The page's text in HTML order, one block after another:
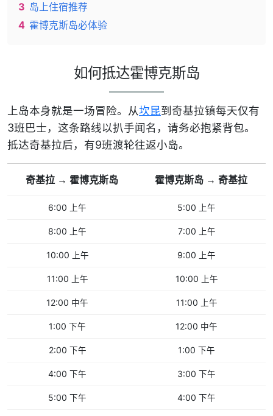
3 岛上住宿推荐
4 霍博克斯岛必体验
如何抵达霍博克斯岛
上岛本身就是一场冒险。从坎昆到奇基拉镇每天仅有
3班巴士，这条路线以扒手闻名，请务必抱紧背包。
抵达奇基拉后，有9班渡轮往返小岛。
奇基拉 → 霍博克斯岛 霍博克斯岛 → 奇基拉
6:00 上午 5:00 上午
8:00 上午 7:00 上午
10:00 上午 9:00 上午
11:00 上午 10:00 上午
12:00 中午 11:00 上午
1:00 下午 12:00 中午
2:00 下午 1:00 下午
4:00 下午 3:00 下午
5:00 下午 4:00 下午